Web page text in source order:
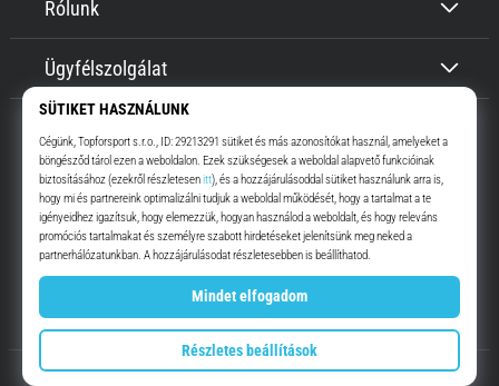
Top4Running.hu
Már több, mint 16 éve motiválunk, hogy menj, és fuss. Gyorsabban.
Velünk. Mindennap.
InstagramYouTube
Rólunk
Ügyfélszolgálat